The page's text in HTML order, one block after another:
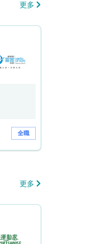
更多
全職
更多